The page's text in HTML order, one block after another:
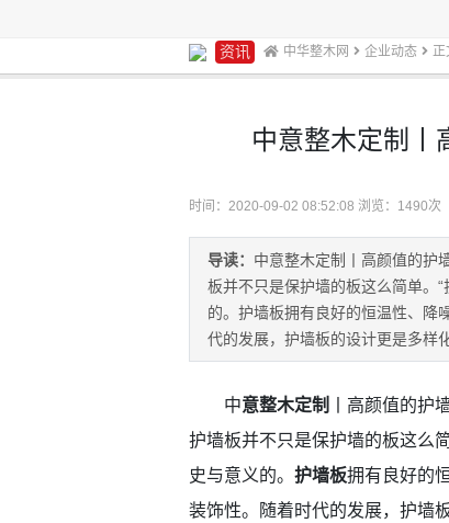
资讯 中华整木网 企业动态 正
中意整木定制丨
时间：2020-09-02 08:52:08 浏览：1490次
导读： 中意整木定制丨高颜值的护
板并不只是保护墙的板这么简单。
的。护墙板拥有良好的恒温性、降
代的发展，护墙板的设计更是多样化
中意整木定制
丨高颜值的护
护墙板并不只是保护墙的板这么
史与意义的。 护墙板拥有良好的
装饰性。随着时代的发展，护墙